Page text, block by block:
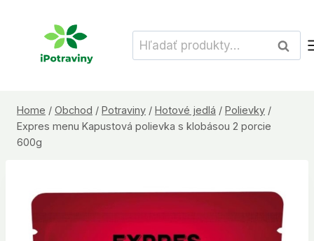
Hľadať:
Home / Obchod / Potraviny / Hotové jedlá / Polievky /
Expres menu Kapustová polievka s klobásou 2 porcie
600g